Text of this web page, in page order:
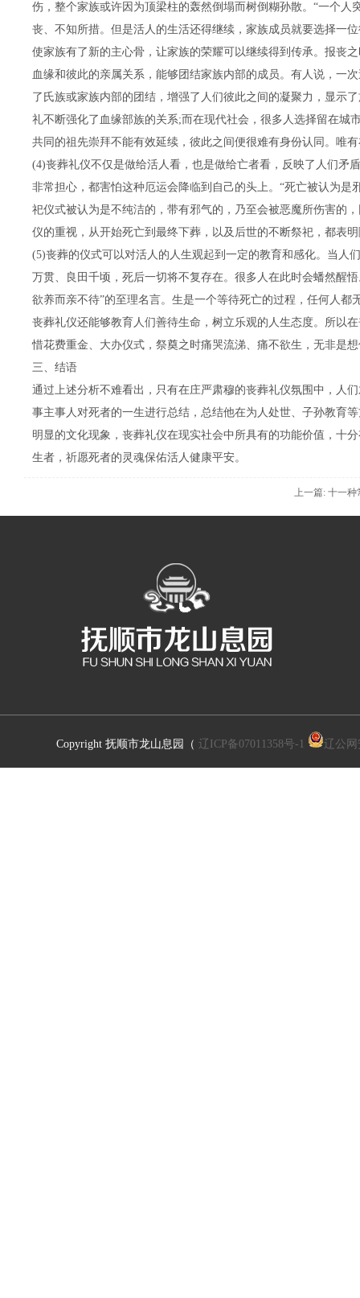
伤，整个家族或许因为顶梁柱的轰然倒塌而树倒糊孙散。“一个
丧、不知所措。但是活人的生活还得继续，家族成员就要选择一
使家族有了新的主心骨，让家族的荣耀可以继续得到传承。报丧
血缘和彼此的亲属关系，能够团结家族内部的成员。有人说，一
了氏族或家族内部的团结，增强了人们彼此之间的凝聚力，显示
礼不断强化了血缘部族的关系;而在现代社会，很多人选择留在城
共同的祖先崇拜不能有效延续，彼此之间便很难有身份认同。唯
(4)丧葬礼仪不仅是做给活人看，也是做给亡者看，反映了人们矛
非常担心，都害怕这种厄运会降临到自己的头上。“死亡被认为
祀仪式被认为是不纯洁的，带有邪气的，乃至会被恶魔所伤害的
仪的重视，从开始死亡到最终下葬，以及后世的不断祭祀，都表
(5)丧葬的仪式可以对活人的人生观起到一定的教育和感化。当人
万贯、良田千顷，死后一切将不复存在。很多人在此时会蟠然醒
欲养而亲不待”的至理名言。生是一个等待死亡的过程，任何人
丧葬礼仪还能够教育人们善待生命，树立乐观的人生态度。所以
惜花费重金、大办仪式，祭奠之时痛哭流涕、痛不欲生，无非是
三、结语
通过上述分析不难看出，只有在庄严肃穆的丧葬礼仪氛围中，人
事主事人对死者的一生进行总结，总结他在为人处世、子孙教育
明显的文化现象，丧葬礼仪在现实社会中所具有的功能价值，十
生者，祈愿死者的灵魂保佑活人健康平安。
上一篇: 十一
Copyright 抚顺市龙山息园（ 辽ICP备07011358号-1 辽公网